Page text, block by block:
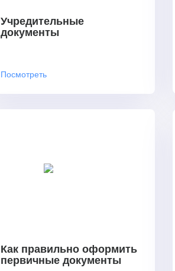
Учредительные
документы
Посмотреть
Как правильно оформить
первичные документы